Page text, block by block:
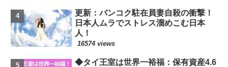
更新：バンコク駐在員妻自殺の衝撃！
日本人ムラでストレス溜めこむ日本
人！
16574 views
◆タイ王室は世界一裕福：保有資産4.6